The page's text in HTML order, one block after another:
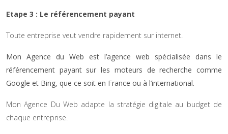
Etape 3 : Le référencement payant
Toute entreprise veut vendre rapidement sur internet.
Mon Agence du Web est l’agence web spécialisée dans le
référencement payant sur les moteurs de recherche comme
Google et Bing, que ce soit en France ou à l’international.
Mon Agence Du Web adapte la stratégie digitale au budget de
chaque entreprise.